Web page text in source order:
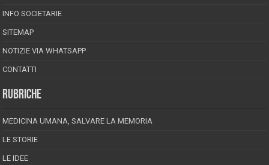
INFO SOCIETARIE
SITEMAP
NOTIZIE VIA WHATSAPP
CONTATTI
RUBRICHE
MEDICINA UMANA, SALVARE LA MEMORIA
LE STORIE
LE IDEE